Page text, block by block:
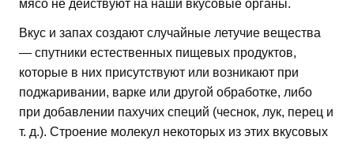
мясо не действуют на наши вкусовые органы.
Вкус и запах создают случайные летучие вещества
— спутники естественных пищевых продуктов,
которые в них присутствуют или возникают при
поджаривании, варке или другой обработке, либо
при добавлении пахучих специй (чеснок, лук, перец и
т. д.). Строение молекул некоторых из этих вкусовых